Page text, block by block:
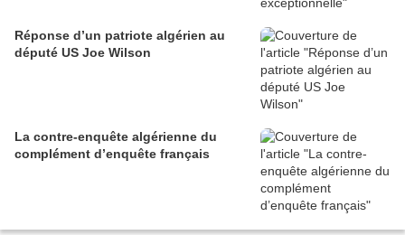
Réponse d’un patriote algérien au
député US Joe Wilson
La contre-enquête algérienne du
complément d’enquête français